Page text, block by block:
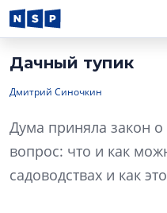
Дачный тупик
Дмитрий Синочкин
Дума приняла закон
вопрос: что и как
садоводствах и как